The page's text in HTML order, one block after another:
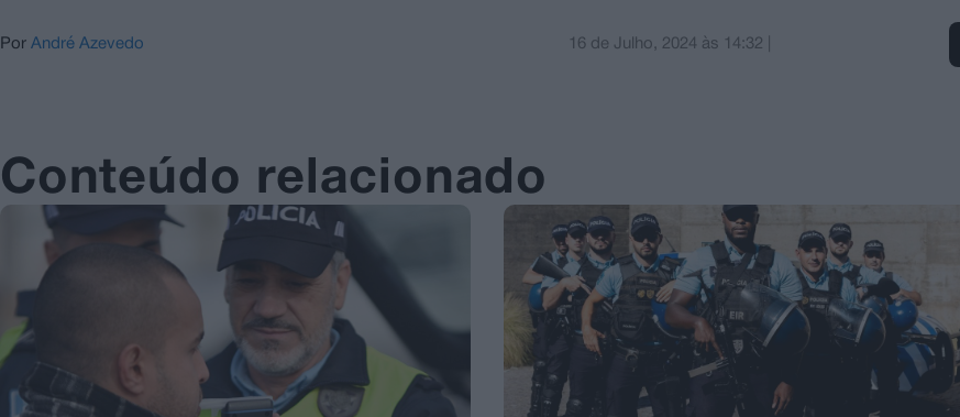
Por André Azevedo 16 de Julho, 2024 às 14:32
Conteúdo relacionado